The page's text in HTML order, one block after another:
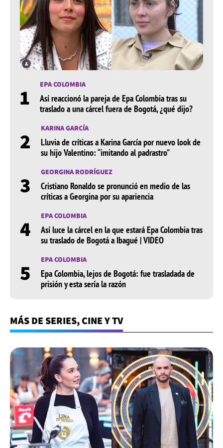
1 EPA COLOMBIA
Así reaccionó la pareja de Epa Colombia tras su
traslado a una cárcel fuera de Bogotá, ¿qué dijo?
2 KARINA GARCÍA
Lluvia de críticas a Karina García por nuevo look de
su hijo Valentino: “imitando al padrastro”
3 GEORGINA RODRÍGUEZ
Cristiano Ronaldo se pronunció en medio de las
críticas a Georgina por su apariencia
4 EPA COLOMBIA
Así luce la cárcel en la que estará Epa Colombia tras
su traslado de Bogotá a Ibagué | VIDEO
5 EPA COLOMBIA
Epa Colombia, lejos de Bogotá: fue trasladada de
prisión y esta sería la razón
MÁS DE SERIES, CINE Y TV